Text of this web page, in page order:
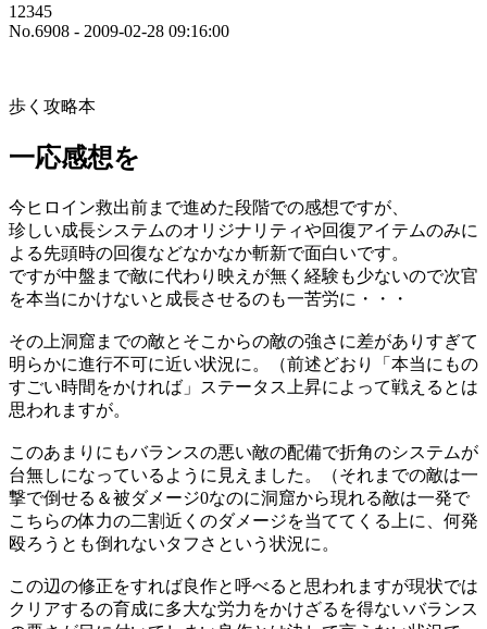
12345
No.6908 - 2009-02-28 09:16:00
歩く攻略本
一応感想を
今ヒロイン救出前まで進めた段階での感想ですが、
珍しい成長システムのオリジナリティや回復アイテムのみに
よる先頭時の回復などなかなか斬新で面白いです。
ですが中盤まで敵に代わり映えが無く経験も少ないので次官
を本当にかけないと成長させるのも一苦労に・・・
その上洞窟までの敵とそこからの敵の強さに差がありすぎて
明らかに進行不可に近い状況に。（前述どおり「本当にもの
すごい時間をかければ」ステータス上昇によって戦えるとは
思われますが。
このあまりにもバランスの悪い敵の配備で折角のシステムが
台無しになっているように見えました。（それまでの敵は一
撃で倒せる＆被ダメージ0なのに洞窟から現れる敵は一発で
こちらの体力の二割近くのダメージを当ててくる上に、何発
殴ろうとも倒れないタフさという状況に。
この辺の修正をすれば良作と呼べると思われますが現状では
クリアするの育成に多大な労力をかけざるを得ないバランス